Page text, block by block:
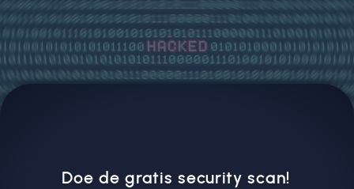
Doe de gratis security scan!